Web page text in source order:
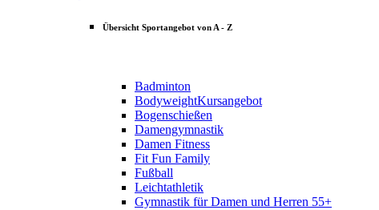
Übersicht Sportangebot von A - Z
Badminton
BodyweightKursangebot
Bogenschießen
Damengymnastik
Damen Fitness
Fit Fun Family
Fußball
Leichtathletik
Gymnastik für Damen und Herren 55+